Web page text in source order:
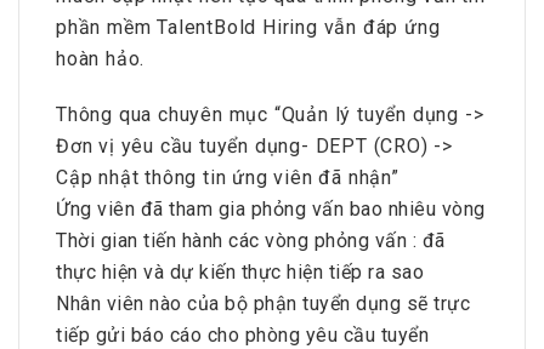
phần mềm TalentBold Hiring vẫn đáp ứng
hoàn hảo.
Thông qua chuyên mục “Quản lý tuyển dụng ->
Đơn vị yêu cầu tuyển dụng- DEPT (CRO) ->
Cập nhật thông tin ứng viên đã nhận”
Ứng viên đã tham gia phỏng vấn bao nhiêu vòng
Thời gian tiến hành các vòng phỏng vấn : đã
thực hiện và dự kiến thực hiện tiếp ra sao
Nhân viên nào của bộ phận tuyển dụng sẽ trực
tiếp gửi báo cáo cho phòng yêu cầu tuyển